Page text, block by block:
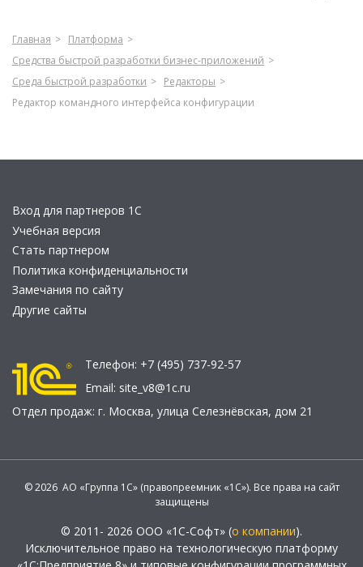
Главная
Платформа
Средства быстрой разработки бизнес-приложений
Среда быстрой разработки
Редакторы
Редактор командного интерфейса конфигурации
Вход для партнеров 1С
Учебная версия
Стать партнером
Политика конфиденциальности
Замечания по сайту
Другие сайты
Телефон: +7 (495) 737-92-57
Email: site_v8@1c.ru
Отдел продаж: г. Москва, улица Селезнёвская, дом 21
© 2026 АО «Группа 1С» (правопреемник «1С»). Все права на сайт
защищены
© 2011- 2026 ООО «1С-Софт» (о компании).
Исключительное право на технологическую платформу